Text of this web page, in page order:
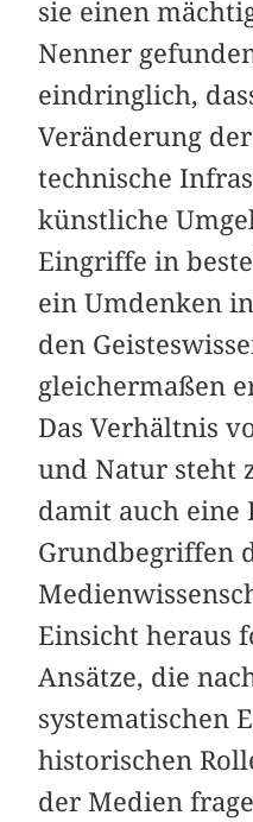
sie einen
Nenner
eindringlich,
Veränderung
technische
künstliche
Eingriffe in
ein Umdenken
den
gleichermaßen
Das Verhältnis
und Natur steht
damit auch eine
Grundbegriffen
Einsicht heraus
Ansätze, die
systematischen
historischen
der Medien